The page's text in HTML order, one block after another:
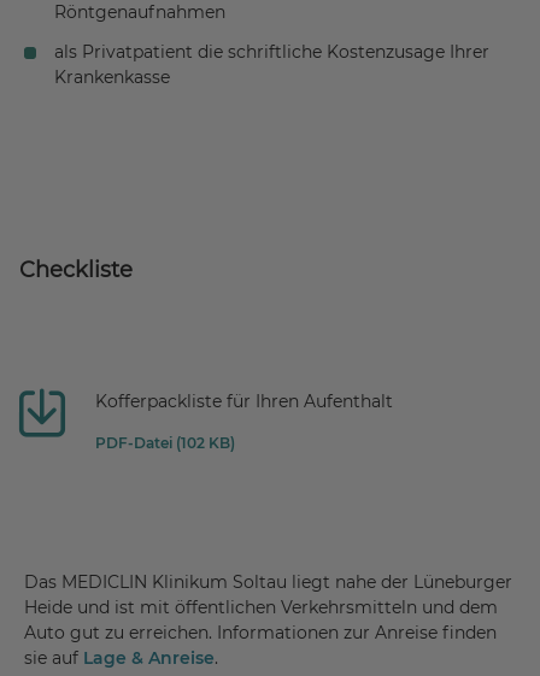
Röntgenaufnahmen
als Privatpatient die schriftliche Kostenzusage Ihrer
Krankenkasse
Checkliste
Kofferpackliste für Ihren Aufenthalt
PDF-Datei (102 KB)
Das MEDICLIN Klinikum Soltau liegt nahe der Lüneburger
Heide und ist mit öffentlichen Verkehrsmitteln und dem
Auto gut zu erreichen. Informationen zur Anreise finden
sie auf Lage & Anreise.